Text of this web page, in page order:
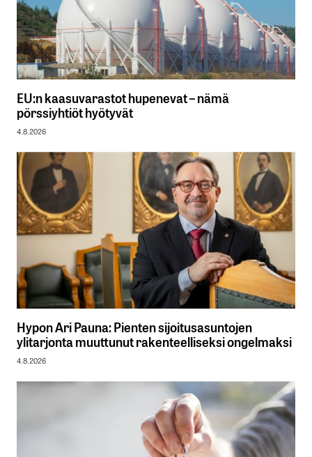
EU:n kaasuvarastot hupenevat – nämä
pörssiyhtiöt hyötyvät
4.8.2026
Hypon Ari Pauna: Pienten sijoitusasuntojen
ylitarjonta muuttunut rakenteelliseksi ongelmaksi
4.8.2026